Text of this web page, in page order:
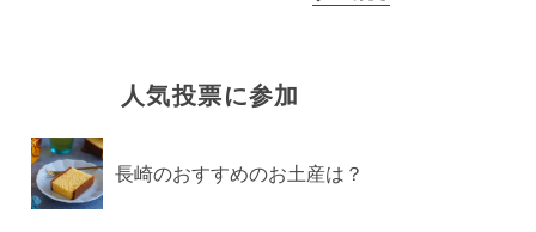
人気投票に参加
長崎のおすすめのお土産は？